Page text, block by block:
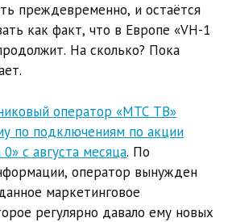
преждевременно, и остаётся
как факт, что в Европе «VH-1
На сколько? Пока
оператор «МТС ТВ»
по подключениям по акции
с августа месяца. По
оператор вынужден
маркетинговое
регулярно давало ему новых